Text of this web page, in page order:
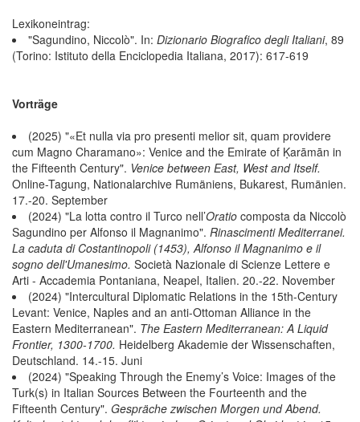
Lexikoneintrag:
"Sagundino, Niccolò". In: Dizionario Biografico degli Italiani, 89
(Torino: Istituto della Enciclopedia Italiana, 2017): 617-619
Vorträge
(2025) "«Et nulla via pro presenti melior sit, quam providere
cum Magno Charamano»: Venice and the Emirate of Ḳarāmān in
the Fifteenth Century". Venice between East, West and Itself.
Online-Tagung, Nationalarchive Rumäniens, Bukarest, Rumänien.
17.-20. September
(2024) "La lotta contro il Turco nell’Oratio composta da Niccolò
Sagundino per Alfonso il Magnanimo". Rinascimenti Mediterranei.
La caduta di Costantinopoli (1453), Alfonso il Magnanimo e il
sogno dell'Umanesimo. Società Nazionale di Scienze Lettere e
Arti - Accademia Pontaniana, Neapel, Italien. 20.-22. November
(2024) "Intercultural Diplomatic Relations in the 15th-Century
Levant: Venice, Naples and an anti-Ottoman Alliance in the
Eastern Mediterranean". The Eastern Mediterranean: A Liquid
Frontier, 1300-1700. Heidelberg Akademie der Wissenschaften,
Deutschland. 14.-15. Juni
(2024) "Speaking Through the Enemy’s Voice: Images of the
Turk(s) in Italian Sources Between the Fourteenth and the
Fifteenth Century". Gespräche zwischen Morgen und Abend.